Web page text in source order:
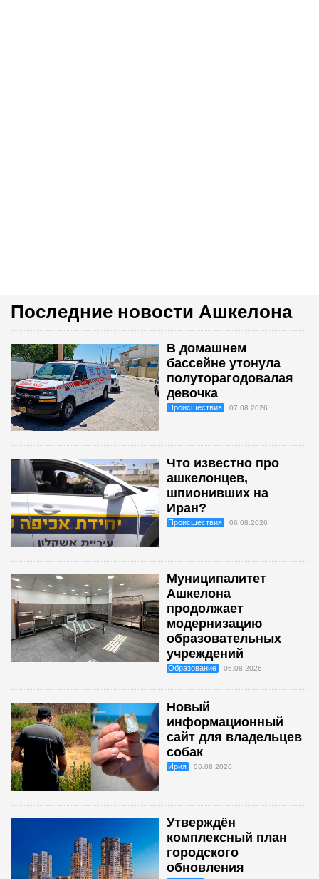
Последние новости Ашкелона
В домашнем
бассейне утонула
полуторагодовалая
девочка
Происшествия 07.08.2026
Что известно про
ашкелонцев,
шпионивших на
Иран?
Происшествия 06.08.2026
Муниципалитет
Ашкелона
продолжает
модернизацию
образовательных
учреждений
Образование 06.08.2026
Новый
информационный
сайт для владельцев
собак
Ирия 06.08.2026
Утверждён
комплексный план
городского
обновления